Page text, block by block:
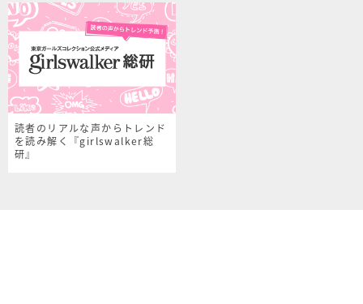
読者のリアルな声からトレンド
を読み解く『girlswalker総
研』